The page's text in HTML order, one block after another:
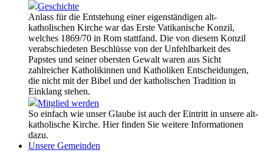
Geschichte
Anlass für die Entstehung einer eigenständigen alt-
katholischen Kirche war das Erste Vatikanische Konzil,
welches 1869/70 in Rom stattfand. Die von diesem Konzil
verabschiedeten Beschlüsse von der Unfehlbarkeit des
Papstes und seiner obersten Gewalt waren aus Sicht
zahlreicher Katholikinnen und Katholiken Entscheidungen,
die nicht mit der Bibel und der katholischen Tradition in
Einklang stehen.
Mitglied werden
So einfach wie unser Glaube ist auch der Eintritt in unsere alt-
katholische Kirche. Hier finden Sie weitere Informationen
dazu.
Unsere Gemeinden